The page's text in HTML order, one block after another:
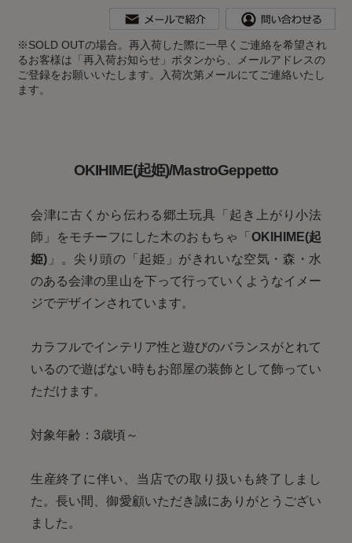
※SOLD OUTの場合。再入荷した際に一早くご連絡を希望され
るお客様は「再入荷お知らせ」ボタンから、メールアドレスの
ご登録をお願いいたします。入荷次第メールにてご連絡いたし
ます。
OKIHIME(起姫)/MastroGeppetto
会津に古くから伝わる郷土玩具「起き上がり小法
師」をモチーフにした木のおもちゃ「 OKIHIME(起
姫) 」。尖り頭の「起姫」がきれいな空気・森・水
のある会津の里山を下って行っていくようなイメー
ジでデザインされています。
カラフルでインテリア性と遊びのバランスがとれて
いるので遊ばない時もお部屋の装飾として飾ってい
ただけます。
対象年齢：3歳頃～
生産終了に伴い、当店での取り扱いも終了しまし
た。長い間、御愛顧いただき誠にありがとうござい
ました。